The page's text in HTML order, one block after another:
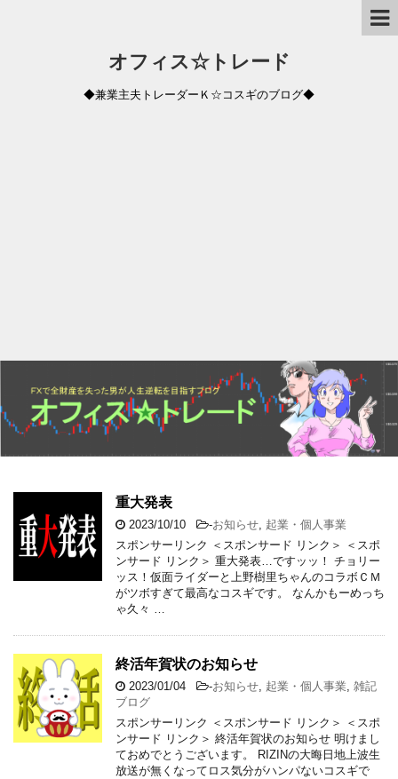
オフィス☆トレード
◆兼業主夫トレーダーＫ☆コスギのブログ◆
重大発表
2023/10/10 -お知らせ, 起業・個人事業
スポンサーリンク ＜スポンサード リンク＞ ＜スポ
ンサード リンク＞ 重大発表…ですッッ！ チョリー
ッス！仮面ライダーと上野樹里ちゃんのコラボＣＭ
がツボすぎて最高なコスギです。 なんかもーめっち
ゃ久々 …
終活年賀状のお知らせ
2023/01/04 -お知らせ, 起業・個人事業, 雑記
ブログ
スポンサーリンク ＜スポンサード リンク＞ ＜スポ
ンサード リンク＞ 終活年賀状のお知らせ 明けまし
ておめでとうございます。 RIZINの大晦日地上波生
放送が無くなってロス気分がハンパないコスギで